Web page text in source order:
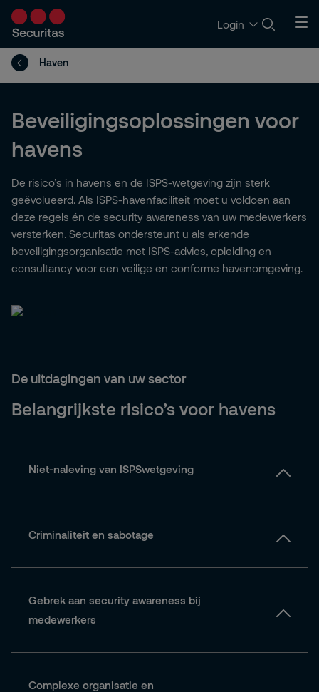
Login
Haven
Beveiligingsoplossingen voor
havens
De risico’s in havens en de ISPS-wetgeving zijn sterk
geëvolueerd. Als ISPS-havenfaciliteit moet u voldoen aan
deze regels én de security awareness van uw medewerkers
versterken. Securitas ondersteunt u als erkende
beveiligingsorganisatie met ISPS-advies, opleiding en
consultancy voor een veilige en conforme havenomgeving.
De uitdagingen van uw sector
Belangrijkste risico’s voor havens
Niet-naleving van ISPSwetgeving
documentatie kan leiden tot sancties en
ISPSwetgevingcode of onvolledige documentatie
beperkingen.
Criminaliteit en sabotage
smokkel en andere vormen van georganiseerde
criminaliteit.
Gebrek aan security awareness bij
medewerkers
menselijke fouten en incidenten.
Complexe organisatie en